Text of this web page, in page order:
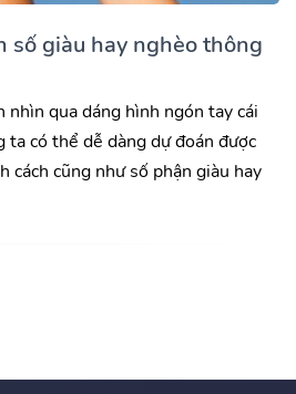
số giàu hay nghèo thông
nhìn qua dáng hình ngón tay cái
có thể dễ dàng dự đoán được
cách cũng như số phận giàu hay